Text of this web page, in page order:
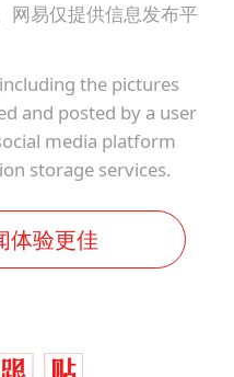
网易仅提供信息发布平
the pictures
and posted by a user
media platform
storage services.
体验更佳